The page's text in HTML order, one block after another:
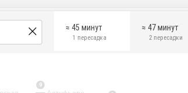
≈ 45 минут
1 пересадка
≈ 47 минут
2 пересадки
9